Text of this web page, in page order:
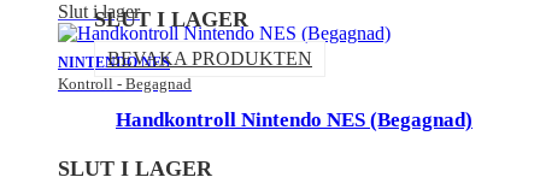
Slut i lager
NINTENDO NES
Kontroll - Begagnad
SLUT I LAGER
BEVAKA PRODUKTEN
Handkontroll Nintendo NES (Begagnad)
SLUT I LAGER